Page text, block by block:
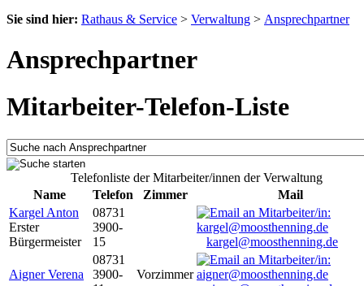
Sie sind hier: Rathaus & Service > Verwaltung > Ansprechpartner
Ansprechpartner
Mitarbeiter-Telefon-Liste
Telefonliste der Mitarbeiter/innen der Verwaltung
Name
Telefon Zimmer
Mail
Kargel Anton
Erster
Bürgermeister
08731
3900-
15
kargel@moosthenning.de
Aigner Verena
08731
3900-
Vorzimmer